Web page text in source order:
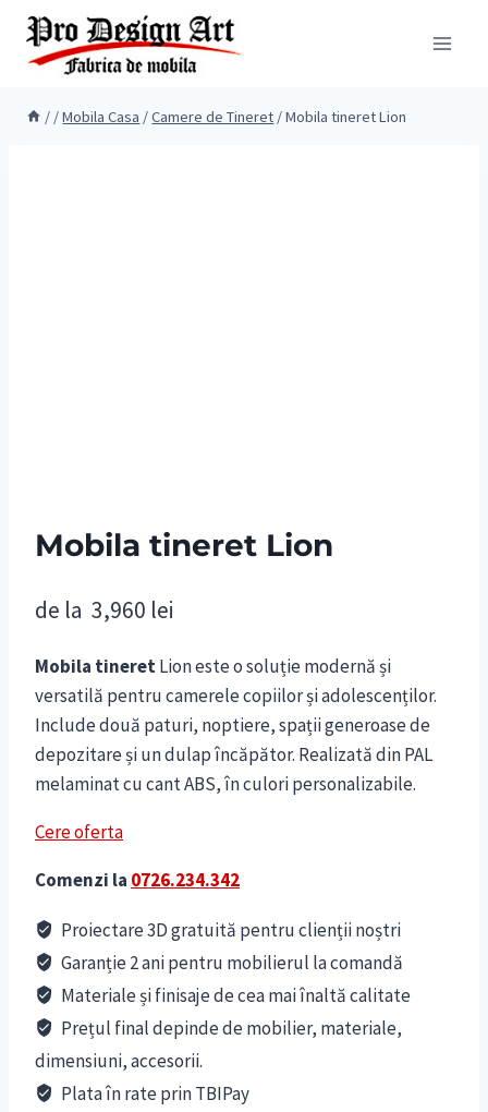
Skip
content
/ /Mobila Casa /Camere de Tineret /Mobila tineret Lion
Mobila tineret Lion
de la 3,960 lei
Mobila tineretLion este o soluție modernă și
versatilă pentru camerele copiilor și adolescenților.
Include două paturi, noptiere, spații generoase de
depozitare și un dulap încăpător. Realizată din PAL
melaminat cu cant ABS, în culori personalizabile.
Cere oferta
Comenzi la 0726.234.342
Proiectare 3D gratuită pentru clienții noștri
Garanție 2 ani pentru mobilierul la comandă
Materiale și finisaje de cea mai înaltă calitate
Prețul final depinde de mobilier, materiale,
dimensiuni, accesorii.
Plata în rate prin TBIPay